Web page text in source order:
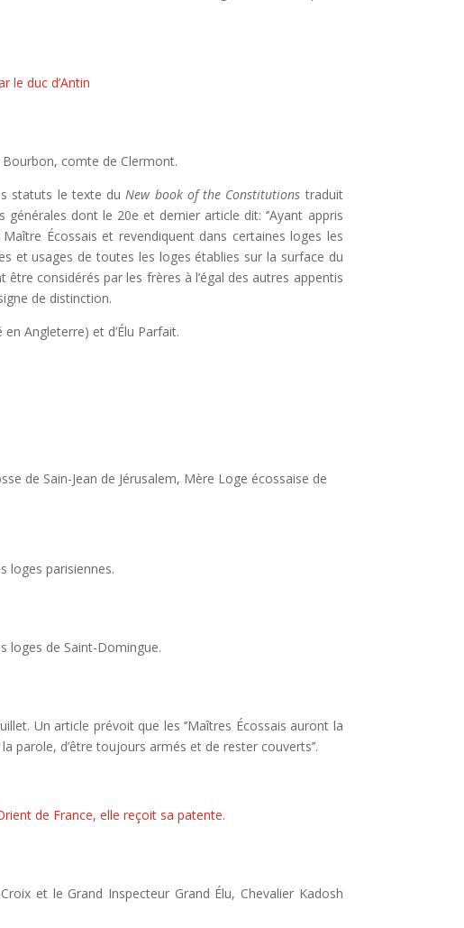
le duc d’Antin
comte de Clermont.
statuts le texte duNew book of the Constitutions traduit
dont le 20e et dernier article dit: ‘’Ayant appris
Écossais et revendiquent dans certaines loges les
et usages de toutes les loges établies sur la surface du
considérés par les frères à l’égal des autres appentis
de distinction.
Angleterre) et d’Élu Parfait.
de Sain-Jean de Jérusalem, Mère Loge écossaise de
loges parisiennes.
loges de Saint-Domingue.
Un article prévoit que les ‘’Maîtres Écossais auront la
d’être toujours armés et de rester couverts’’.
de France, elle reçoit sa patente.
et le Grand Inspecteur Grand Élu, Chevalier Kadosh